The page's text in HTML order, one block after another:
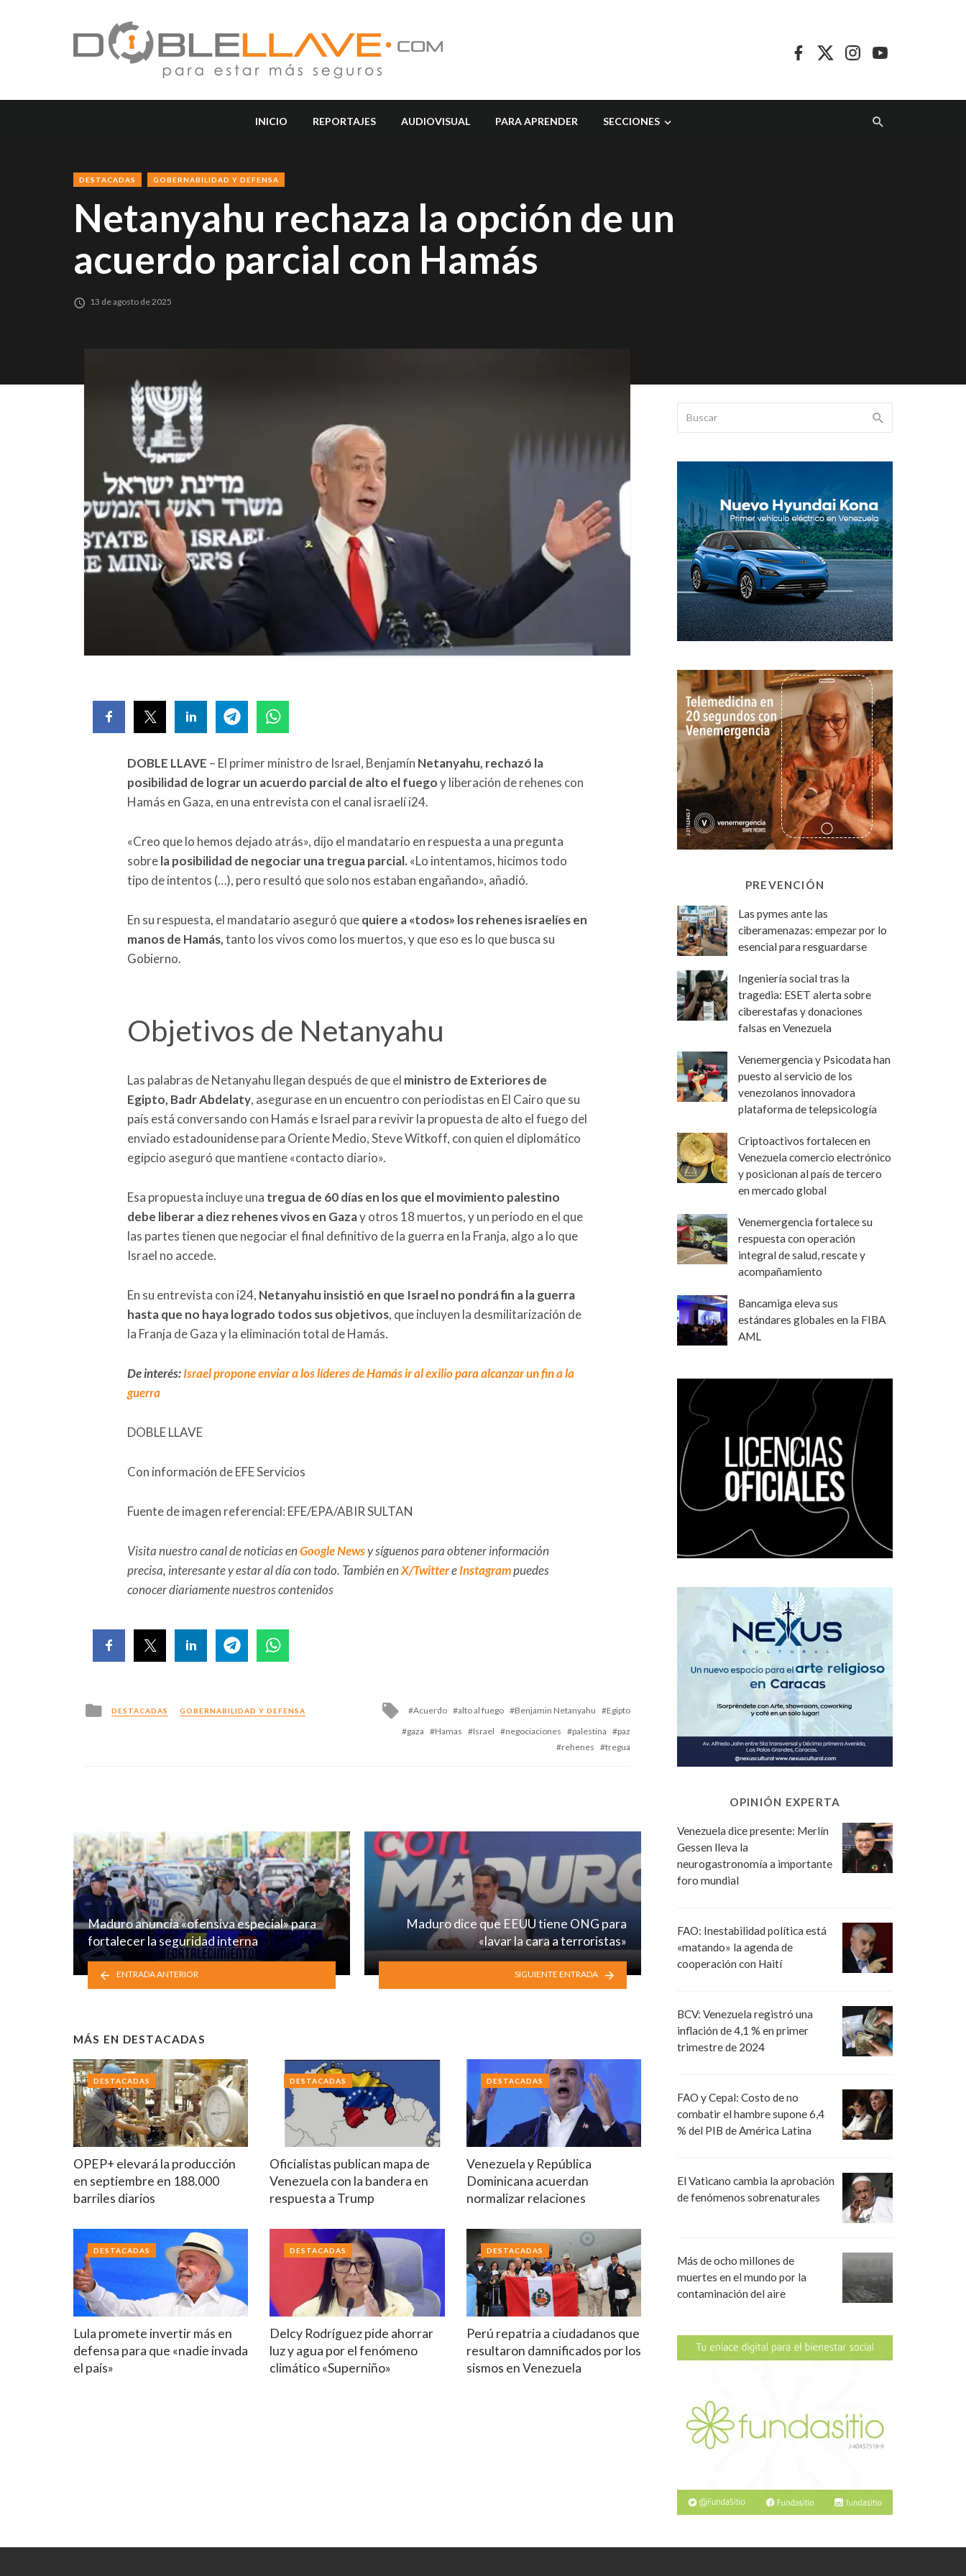
INICIO REPORTAJES AUDIOVISUAL PARA APRENDER SECCIONES
DESTACADAS GOBERNABILIDAD Y DEFENSA
Netanyahu rechaza la opción de un
acuerdo parcial con Hamás
13 de agosto de 2025
DOBLE LLAVE – El primer ministro de Israel, Benjamín Netanyahu, rechazó la
posibilidad de lograr un acuerdo parcial de alto el fuegoy liberación de rehenes con
Hamás en Gaza, en una entrevista con el canal israelí i24.
«Creo que lo hemos dejado atrás», dijo el mandatario en respuesta a una pregunta
sobrela posibilidad de negociar una tregua parcial. «Lo intentamos, hicimos todo
tipo de intentos (…), pero resultó que solo nos estaban engañando», añadió.
En su respuesta, el mandatario aseguró quequiere a «todos» los rehenes israelíes en
manos de Hamás,tanto los vivos como los muertos, y que eso es lo que busca su
Gobierno.
Objetivos de Netanyahu
Las palabras de Netanyahu llegan después de que el ministro de Exteriores de
Egipto, Badr Abdelaty, asegurase en un encuentro con periodistas en El Cairo que su
país está conversando con Hamás e Israel para revivir la propuesta de alto el fuego del
enviado estadounidense para Oriente Medio, Steve Witkoff, con quien el diplomático
egipcio aseguró que mantiene «contacto diario».
Esa propuesta incluye una tregua de 60 días en los que el movimiento palestino
debe liberar a diez rehenes vivos en Gazay otros 18 muertos, y un periodo en el que
las partes tienen que negociar el final definitivo de la guerra en la Franja, algo a lo que
Israel no accede.
En su entrevista con i24, Netanyahu insistió en que Israel no pondrá fin a la guerra
hasta que no haya logrado todos sus objetivos, que incluyen la desmilitarización de
la Franja de Gaza y la eliminación total de Hamás.
De interés:Israel propone enviar a los líderes de Hamás ir al exilio para alcanzar un fin a la
guerra
DOBLE LLAVE
Con información de EFE Servicios
Fuente de imagen referencial: EFE/EPA/ABIR SULTAN
Visita nuestro canal de noticias enGoogle Newsy síguenos para obtener información
precisa, interesante y estar al día con todo. También enX/TwittereInstagrampuedes
conocer diariamente nuestros contenidos
Posted
in
DESTACADAS GOBERNABILIDAD Y DEFENSA
Tagged
Acuerdo alto al fuego Benjamin Netanyahu
Egipto
gaza
Hamas Israel negociaciones palestina
paz
rehenes
tregua
Maduro anuncia «ofensiva especial» para
fortalecer la seguridad interna
ENTRADA ANTERIOR
Maduro dice que EEUU tiene ONG para
«lavar la cara a terroristas»
SIGUIENTE ENTRADA
MÁS EN DESTACADAS
OPEP+ elevará la producción
en septiembre en 188.000
barriles diarios
DESTACADAS
Oficialistas publican mapa de
Venezuela con la bandera en
respuesta a Trump
DESTACADAS
Venezuela y República
Dominicana acuerdan
normalizar relaciones
DESTACADAS
Lula promete invertir más en
defensa para que «nadie invada
el país»
DESTACADAS
Delcy Rodríguez pide ahorrar
luz y agua por el fenómeno
climático «Superniño»
DESTACADAS
Perú repatria a ciudadanos que
resultaron damnificados por los
sismos en Venezuela
DESTACADAS
PREVENCIÓN
Las pymes ante las
ciberamenazas: empezar por lo
esencial para resguardarse
Ingeniería social tras la
tragedia: ESET alerta sobre
ciberestafas y donaciones
falsas en Venezuela
Venemergencia y Psicodata han
puesto al servicio de los
venezolanos innovadora
plataforma de telepsicología
Criptoactivos fortalecen en
Venezuela comercio electrónico
y posicionan al país de tercero
en mercado global
Venemergencia fortalece su
respuesta con operación
integral de salud, rescate y
acompañamiento
Bancamiga eleva sus
estándares globales en la FIBA
AML
OPINIÓN EXPERTA
Venezuela dice presente: Merlín
Gessen lleva la
neurogastronomía a importante
foro mundial
FAO: Inestabilidad política está
«matando» la agenda de
cooperación con Haití
BCV: Venezuela registró una
inflación de 4,1 % en primer
trimestre de 2024
FAO y Cepal: Costo de no
combatir el hambre supone 6,4
% del PIB de América Latina
El Vaticano cambia la aprobación
de fenómenos sobrenaturales
Más de ocho millones de
muertes en el mundo por la
contaminación del aire